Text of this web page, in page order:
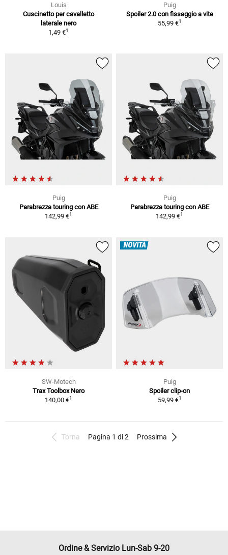
Louis
Cuscinetto per cavalletto
laterale nero
1,49 €1
Puig
Spoiler 2.0 con fissaggio a vite
55,99 €1
Puig
Parabrezza touring con ABE
142,99 €1
Puig
Parabrezza touring con ABE
142,99 €1
SW-Motech
Trax Toolbox Nero
140,00 €1
NOVITÀ
Puig
Spoiler clip-on
59,99 €1
Torna Pagina 1 di 2 Prossima
Ordine & Servizio Lun-Sab 9-20